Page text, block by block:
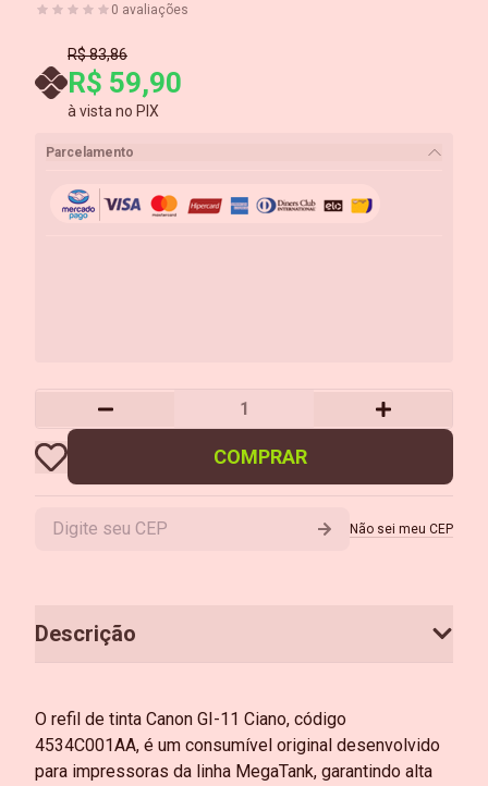
0 avaliações
R$ 83,86
R$ 59,90
à vista no PIX
Parcelamento
COMPRAR
Não sei meu CEP
Descrição
O refil de tinta Canon GI-11 Ciano, código
4534C001AA, é um consumível original desenvolvido
para impressoras da linha MegaTank, garantindo alta